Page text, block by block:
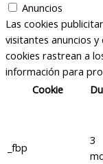
Anuncios
Las cookies
visitantes anuncios
cookies rastrean a
información para
Cookie
_fbp
3